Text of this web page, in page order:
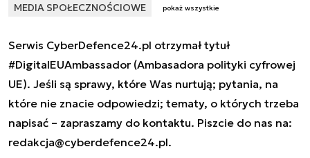
MEDIA SPOŁECZNOŚCIOWE
pokaż wszystkie
Serwis CyberDefence24.pl otrzymał tytuł
#DigitalEUAmbassador (Ambasadora polityki cyfrowej
UE). Jeśli są sprawy, które Was nurtują; pytania, na
które nie znacie odpowiedzi; tematy, o których trzeba
napisać – zapraszamy do kontaktu. Piszcie do nas na:
redakcja@cyberdefence24.pl.